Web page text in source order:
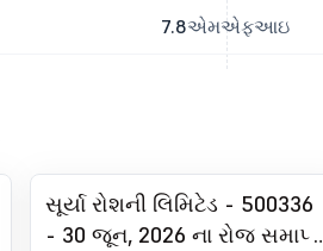
7.8એમએફઆઇ
સૂર્યા રોશની લિમિટેડ - 500336
- 30 જૂન, 2026 ના રોજ સમાપ્ત